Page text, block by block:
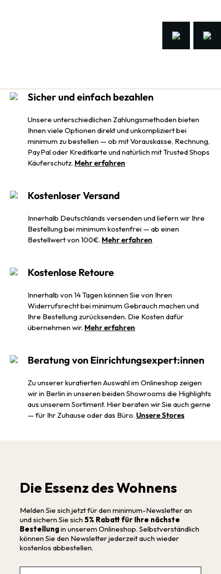
Sicher und einfach bezahlen
Unsere unterschiedlichen Zahlungsmethoden bieten
Ihnen viele Optionen direkt und unkompliziert bei
minimum zu bestellen — ob mit Vorauskasse, Rechnung,
PayPal oder Kreditkarte und natürlich mit Trusted Shops
Käuferschutz. Mehr erfahren
Kostenloser Versand
Innerhalb Deutschlands versenden und liefern wir Ihre
Bestellung bei minimum kostenfrei — ab einen
Bestellwert von 100€. Mehr erfahren
Kostenlose Retoure
Innerhalb von 14 Tagen können Sie von Ihren
Widerrufsrecht bei minimum Gebrauch machen und
Ihre Bestellung zurücksenden. Die Kosten dafür
übernehmen wir. Mehr erfahren
Beratung von Einrichtungsexpert:innen
Zu unserer kuratierten Auswahl im Onlineshop zeigen
wir in Berlin in unseren beiden Showrooms die Highlights
aus unserem Sortiment. Hier beraten wir Sie auch gerne
— für Ihr Zuhause oder das Büro. Unsere Stores
Die Essenz des Wohnens
Melden Sie sich jetzt für den minimum-Newsletter an
und sichern Sie sich 5% Rabatt für Ihre nächste
Bestellungin unserem Onlineshop. Selbstverständlich
können Sie den Newsletter jederzeit auch wieder
kostenlos abbestellen.